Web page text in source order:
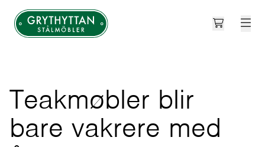
Open
Teakmøbler blir
bare vakrere med